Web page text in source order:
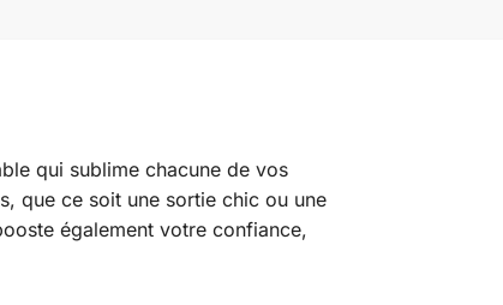
qui sublime chacune de vos
que ce soit une sortie chic ou une
également votre confiance,